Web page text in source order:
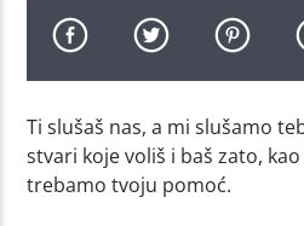
Ti slušaš nas, a mi slušamo
stvari koje voliš i baš zato,
trebamo tvoju pomoć.